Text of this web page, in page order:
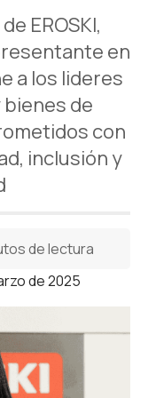
EROSKI,
en
a los lideres
de
con
inclusión y
de 2025
de lectura